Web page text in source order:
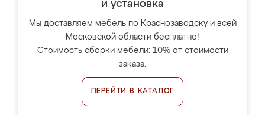
и установка
Мы доставляем мебель по Краснозаводску и всей
Московской области бесплатно!
Стоимость сборки мебели: 10% от стоимости
заказа.
ПЕРЕЙТИ В КАТАЛОГ